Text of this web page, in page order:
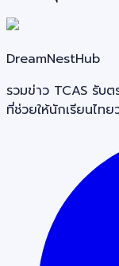
DreamNestHub
รวมข่าว TCAS รับ
ที่ช่วยให้นักเรียนไท